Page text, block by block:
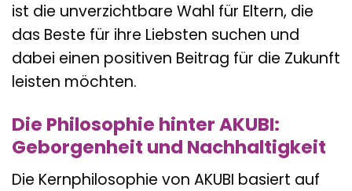
ist die unverzichtbare Wahl für Eltern, die
das Beste für ihre Liebsten suchen und
dabei einen positiven Beitrag für die Zukunft
leisten möchten.
Die Philosophie hinter AKUBI:
Geborgenheit und Nachhaltigkeit
Die Kernphilosophie von AKUBI basiert auf